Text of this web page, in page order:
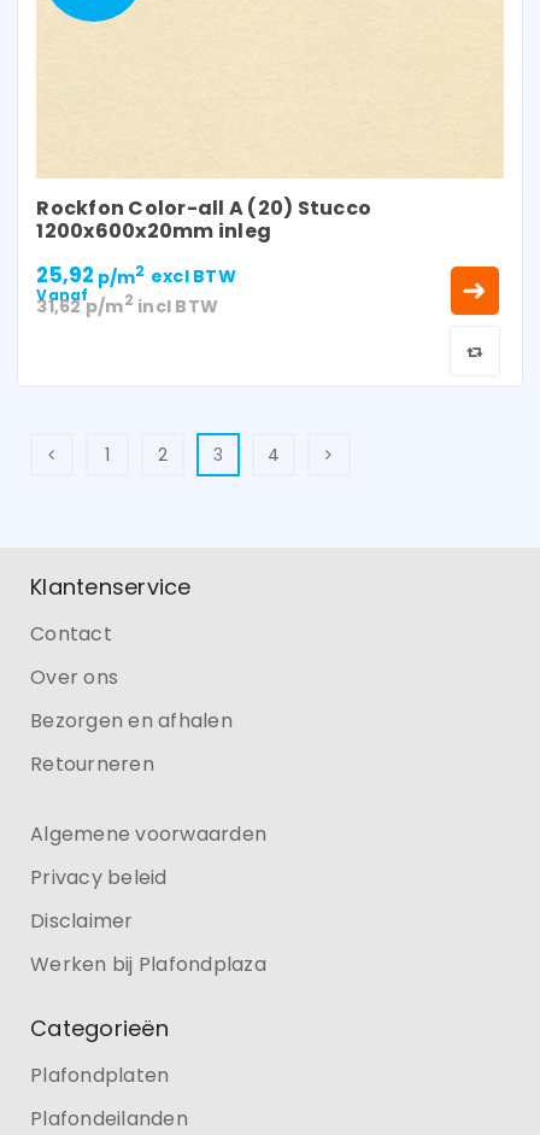
Rockfon Color-all A (20) Stucco
1200x600x20mm inleg
Vanaf
25,92 p/m2 excl BTW
31,62p/m2 incl BTW
1 2 3 4
Klantenservice
Contact
Over ons
Bezorgen en afhalen
Retourneren
Algemene voorwaarden
Privacy beleid
Disclaimer
Werken bij Plafondplaza
Categorieën
Plafondplaten
Plafondeilanden